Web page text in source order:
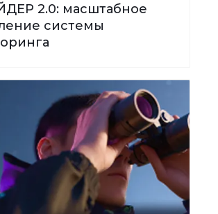
2.0: масштабное
системы